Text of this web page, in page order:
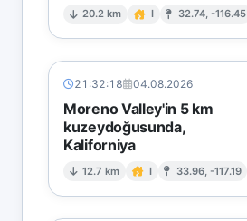
20.2 km I 32.74, -116.45
21:32:18 04.08.2026
Moreno Valley'in 5 km
kuzeydoğusunda,
Kaliforniya
12.7 km I 33.96, -117.19